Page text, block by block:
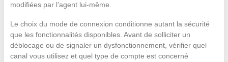
modifiées par l’agent lui-même.
Le choix du mode de connexion conditionne autant la sécurité
que les fonctionnalités disponibles. Avant de solliciter un
déblocage ou de signaler un dysfonctionnement, vérifier quel
canal vous utilisez et quel type de compte est concerné